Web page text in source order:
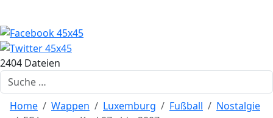
2404 Dateien
Suchen
Home Wappen Luxemburg Fußball
Nostalgie